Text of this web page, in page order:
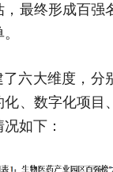
，最终形成百强
了六大维度，分
化、数字化项目
如下：